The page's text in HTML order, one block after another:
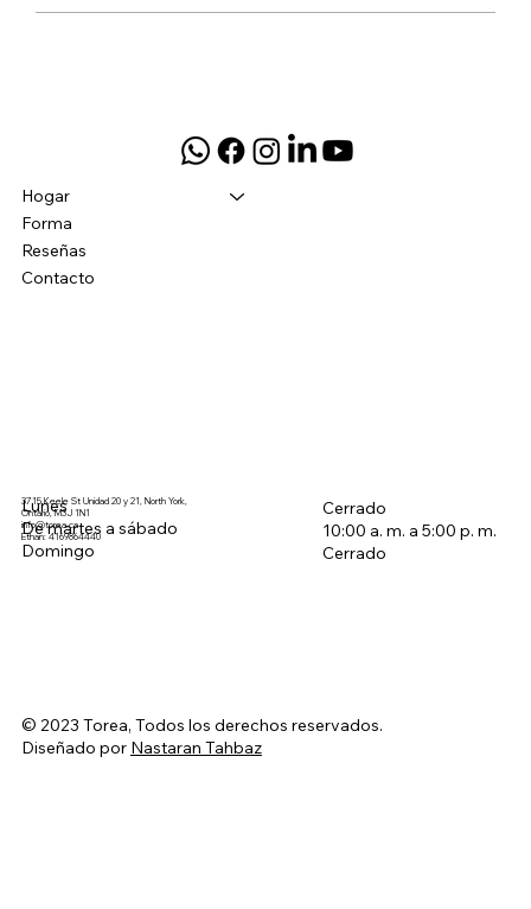
Hogar
Forma
Reseñas
Contacto
3715 Keele St Unidad 20 y 21, North York,
Ontario, M3J 1N1
info@torea.ca
Ethan: 4169864440
Lunes
De martes a sábado
Domingo
Cerrado
10:00 a. m. a 5:00 p. m.
Cerrado
© 2023 Torea, Todos los derechos reservados.
Diseñado por Nastaran Tahbaz